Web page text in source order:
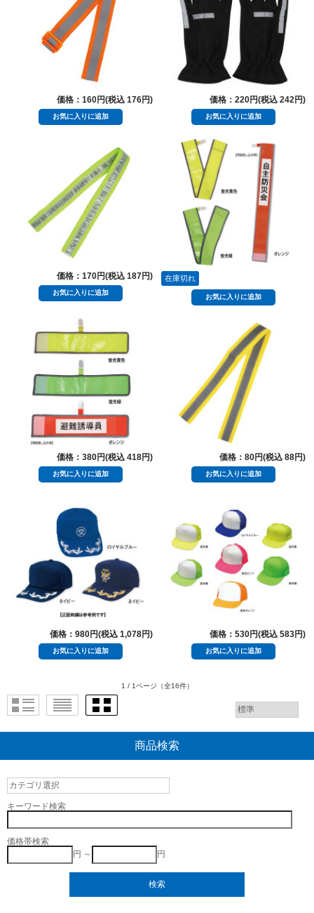
価格：160円(税込 176円) 価格：220円(税込 242円)
価格：170円(税込 187円) 在庫切れ
価格：380円(税込 418円) 価格：80円(税込 88円)
価格：980円(税込 1,078円) 価格：530円(税込 583円)
1 / 1ページ （全16件）
商品検索
キーワード検索
価格帯検索
円 ～
円